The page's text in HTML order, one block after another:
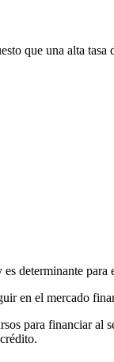
que una alta
determinante para
en el mercado
para financiar